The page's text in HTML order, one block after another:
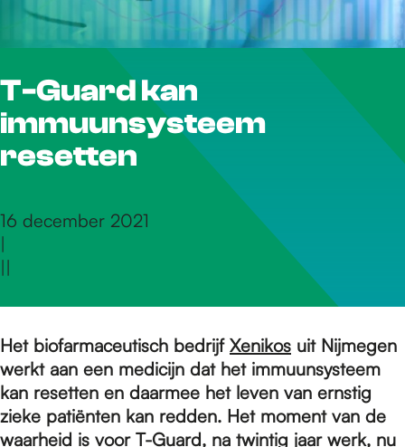
r
d
e
o
m
e
T-Guard kan
immuunsysteem
resetten
16 december 2021
|
||
Het biofarmaceutisch bedrijf Xenikos uit Nijmegen
werkt aan een medicijn dat het immuunsysteem
kan resetten en daarmee het leven van ernstig
zieke patiënten kan redden. Het moment van de
waarheid is voor T-Guard, na twintig jaar werk, nu